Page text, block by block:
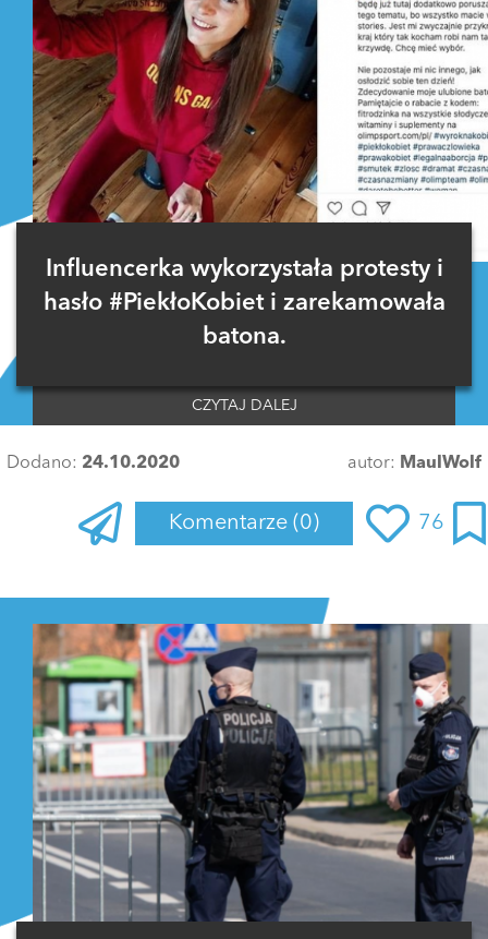
Influencerka wykorzystała protesty i
hasło #PiekłoKobiet i zarekamowała
batona.
CZYTAJ DALEJ
Dodano: 24.10.2020 autor: MaulWolf
Komentarze (0) 76